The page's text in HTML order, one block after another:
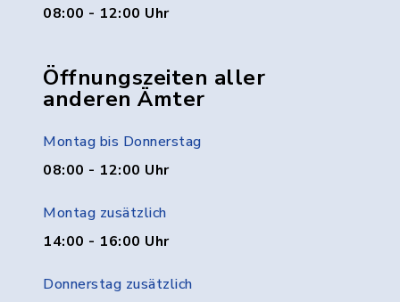
08:00 - 12:00 Uhr
Öffnungszeiten aller
anderen Ämter
Montag bis Donnerstag
08:00 - 12:00 Uhr
Montag zusätzlich
14:00 - 16:00 Uhr
Donnerstag zusätzlich